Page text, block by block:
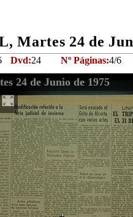
Martes 24 de
Dvd:24 Nº Páginas:4/6
24 de Junio de 1975